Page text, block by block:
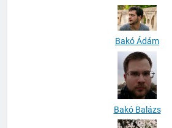
Archibald Tatum
Bakó Ádám
Bakó Balázs